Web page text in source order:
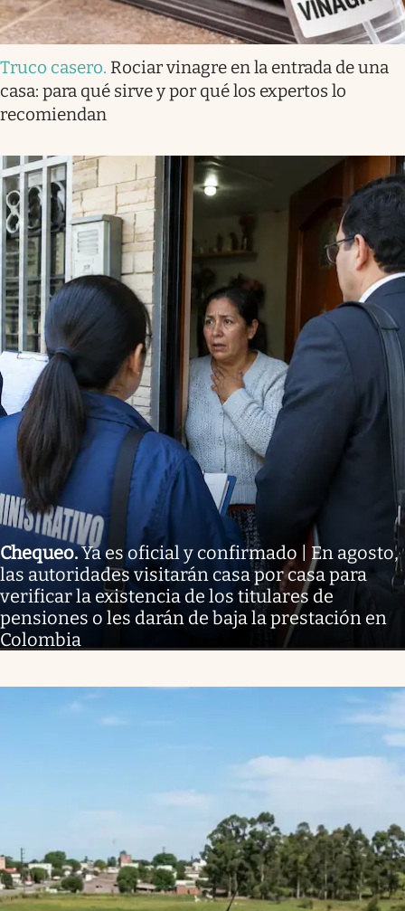
Truco casero. Rociar vinagre en la entrada de una
casa: para qué sirve y por qué los expertos lo
recomiendan
Chequeo.Ya es oficial y confirmado | En agosto,
las autoridades visitarán casa por casa para
verificar la existencia de los titulares de
pensiones o les darán de baja la prestación en
Colombia